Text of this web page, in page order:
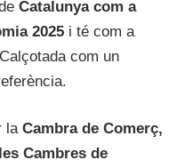
Catalunya com a
2025 i té com a
com un
la Cambra de Comerç,
Cambres de